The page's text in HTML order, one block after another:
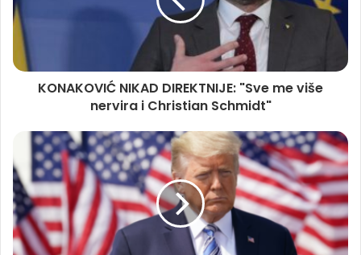
KONAKOVIĆ NIKAD DIREKTNIJE: "Sve me više
nervira i Christian Schmidt"